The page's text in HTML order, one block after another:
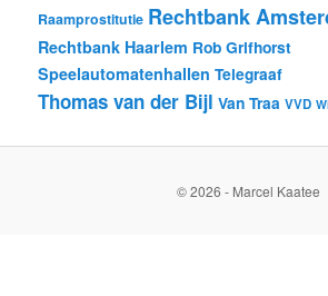
Raamprostitutie Rechtbank
Rechtbank Haarlem Rob Grifhorst
Speelautomatenhallen Telegraaf
Thomas van der Bijl Van Traa VVD
© 2026 - Marcel Kaatee